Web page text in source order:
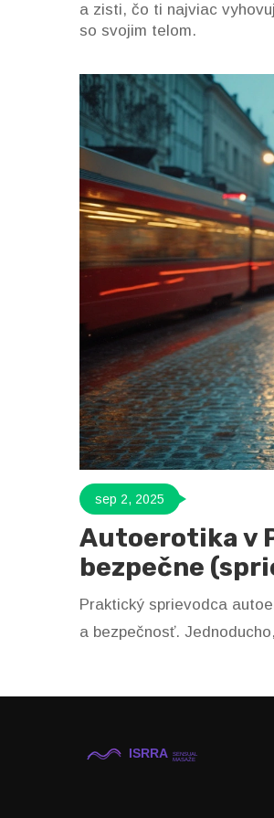
a zisti, čo ti najviac
so svojim telom.
sep 2, 2025
Autoerotika v
bezpečne
Praktický sprievodca
a bezpečnosť.